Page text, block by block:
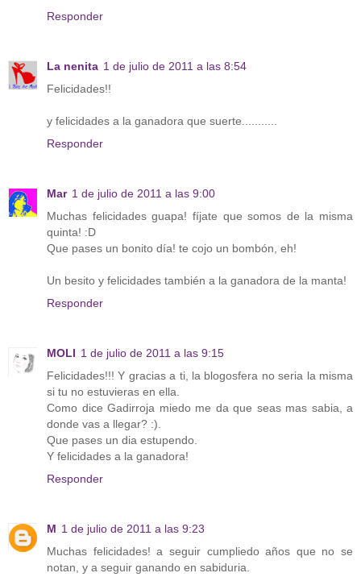
Responder
La nenita 1 de julio de 2011 a las 8:54
Felicidades!!
y felicidades a la ganadora que suerte...........
Responder
Mar 1 de julio de 2011 a las 9:00
Muchas felicidades guapa! fíjate que somos de la misma
quinta! :D
Que pases un bonito día! te cojo un bombón, eh!
Un besito y felicidades también a la ganadora de la manta!
Responder
MOLI 1 de julio de 2011 a las 9:15
Felicidades!!! Y gracias a ti, la blogosfera no seria la misma
si tu no estuvieras en ella.
Como dice Gadirroja miedo me da que seas mas sabia, a
donde vas a llegar? :).
Que pases un dia estupendo.
Y felicidades a la ganadora!
Responder
M 1 de julio de 2011 a las 9:23
Muchas felicidades! a seguir cumpliedo años que no se
notan, y a seguir ganando en sabiduria.